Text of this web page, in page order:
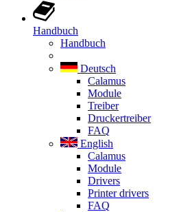
Handbuch
Handbuch
Deutsch
Calamus
Module
Treiber
Druckertreiber
FAQ
English
Calamus
Module
Drivers
Printer drivers
FAQ